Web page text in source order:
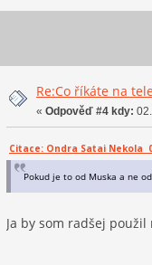
Re:Co říkáte na
« Odpověď #4 kdy:
Citace: Ondra Satai Nekola
Pokud je to od Muska a ne
Ja by som radšej